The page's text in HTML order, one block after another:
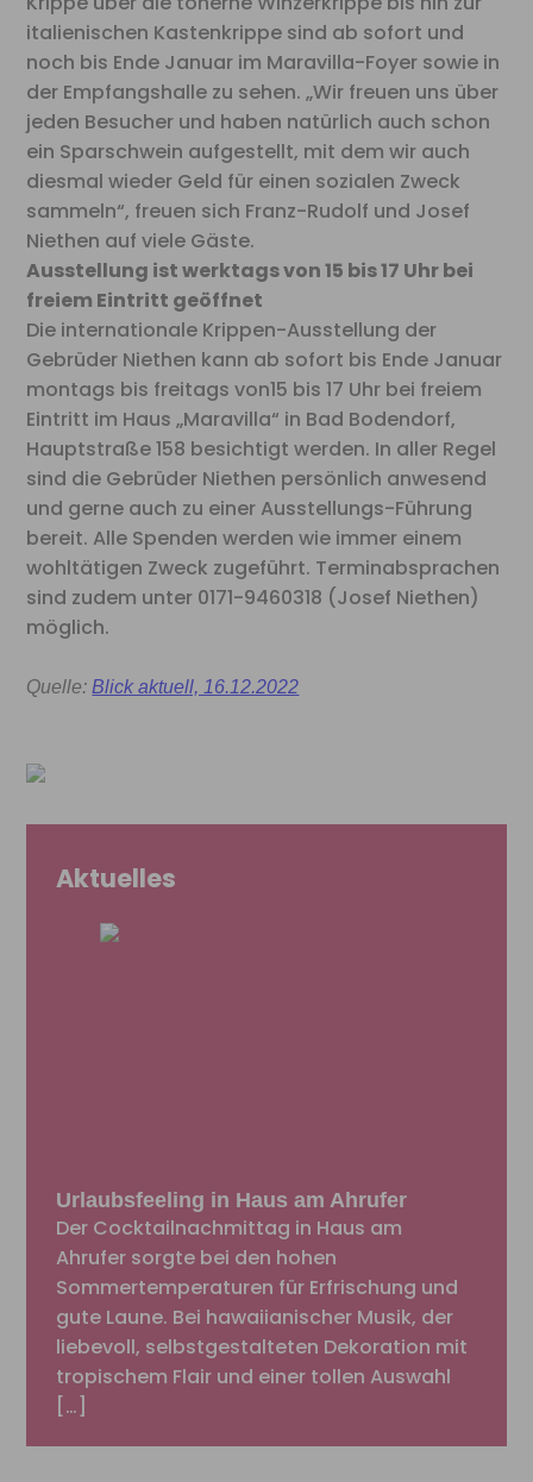
italienischen Kastenkrippe sind ab sofort und
noch bis Ende Januar im Maravilla-Foyer sowie in
der Empfangshalle zu sehen. „Wir freuen uns über
jeden Besucher und haben natürlich auch schon
ein Sparschwein aufgestellt, mit dem wir auch
diesmal wieder Geld für einen sozialen Zweck
sammeln“, freuen sich Franz-Rudolf und Josef
Niethen auf viele Gäste.
Ausstellung ist werktags von 15 bis 17 Uhr bei
freiem Eintritt geöffnet
Die internationale Krippen-Ausstellung der
Gebrüder Niethen kann ab sofort bis Ende Januar
montags bis freitags von15 bis 17 Uhr bei freiem
Eintritt im Haus „Maravilla“ in Bad Bodendorf,
Hauptstraße 158 besichtigt werden. In aller Regel
sind die Gebrüder Niethen persönlich anwesend
und gerne auch zu einer Ausstellungs-Führung
bereit. Alle Spenden werden wie immer einem
wohltätigen Zweck zugeführt. Terminabsprachen
sind zudem unter 0171-9460318 (Josef Niethen)
möglich.
Quelle: Blick aktuell, 16.12.2022
Aktuelles
Urlaubsfeeling in Haus am Ahrufer
Der Cocktailnachmittag in Haus am
Ahrufer sorgte bei den hohen
Sommertemperaturen für Erfrischung und
gute Laune. Bei hawaiianischer Musik, der
liebevoll, selbstgestalteten Dekoration mit
tropischem Flair und einer tollen Auswahl
[…]